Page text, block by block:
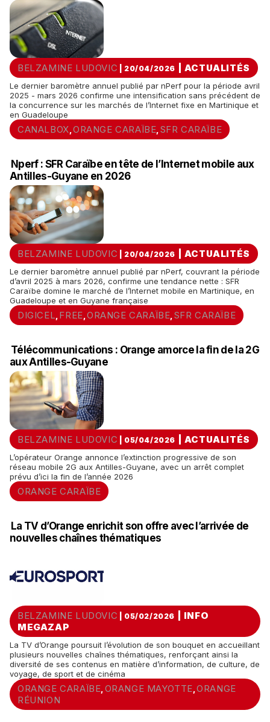
BELZAMINE LUDOVIC | 20/04/2026 ACTUALITÉS
Le dernier baromètre annuel publié par nPerf pour la période avril
2025 - mars 2026 confirme une intensification sans précédent de
la concurrence sur les marchés de l’Internet fixe en Martinique et
en Guadeloupe
CANALBOX ,ORANGE CARAÏBE SFR CARAÏBE
Nperf : SFR Caraïbe en tête de l’Internet mobile aux
Antilles-Guyane en 2026
BELZAMINE LUDOVIC | 20/04/2026 ACTUALITÉS
Le dernier baromètre annuel publié par nPerf, couvrant la période
d’avril 2025 à mars 2026, confirme une tendance nette : SFR
Caraïbe domine le marché de l’Internet mobile en Martinique, en
Guadeloupe et en Guyane française
DIGICEL FREE ,ORANGE CARAÏBE SFR CARAÏBE
Télécommunications : Orange amorce la fin de la 2G
aux Antilles-Guyane
BELZAMINE LUDOVIC | 05/04/2026 ACTUALITÉS
L’opérateur Orange annonce l’extinction progressive de son
réseau mobile 2G aux Antilles-Guyane, avec un arrêt complet
prévu d’ici la fin de l’année 2026
ORANGE CARAÏBE
La TV d’Orange enrichit son offre avec l’arrivée de
nouvelles chaînes thématiques
BELZAMINE LUDOVIC | 05/02/2026
INFO
MEGAZAP
La TV d’Orange poursuit l’évolution de son bouquet en accueillant
plusieurs nouvelles chaînes thématiques, renforçant ainsi la
diversité de ses contenus en matière d’information, de culture, de
voyage, de sport et de cinéma
ORANGE CARAÏBE ORANGE MAYOTTE ,ORANGE
RÉUNION